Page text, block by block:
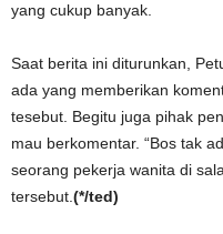
yang cukup banyak.
Saat berita ini diturunkan,
ada yang memberikan
tesebut. Begitu juga pihak
mau berkomentar. “Bos tak
seorang pekerja wanita di
tersebut. (*/ted)